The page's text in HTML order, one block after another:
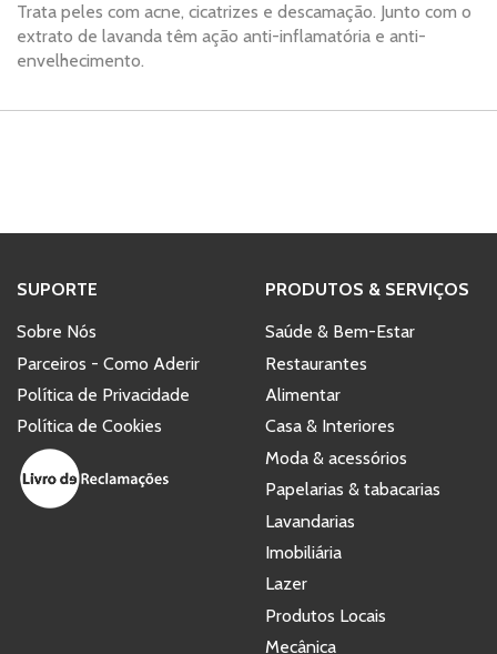
Trata peles com acne, cicatrizes e descamação. Junto com o
extrato de lavanda têm ação anti-inflamatória e anti-
envelhecimento.
SUPORTE
Sobre Nós
Parceiros - Como Aderir
Política de Privacidade
Política de Cookies
PRODUTOS & SERVIÇOS
Saúde & Bem-Estar
Restaurantes
Alimentar
Casa & Interiores
Moda & acessórios
Papelarias & tabacarias
Lavandarias
Imobiliária
Lazer
Produtos Locais
Mecânica